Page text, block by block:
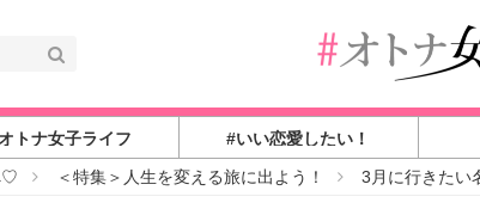
トナ女子ライフ #いい恋愛したい！
♡ ＜特集＞人生を変える旅に出よう！ 3月に行きたい